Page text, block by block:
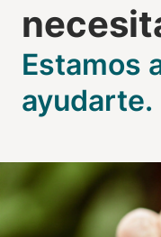
Estamos
ayudarte.